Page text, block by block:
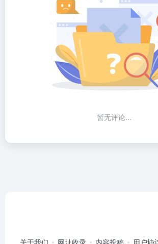
暂无评论...
关于我们 网址收录 内容投稿 用户协